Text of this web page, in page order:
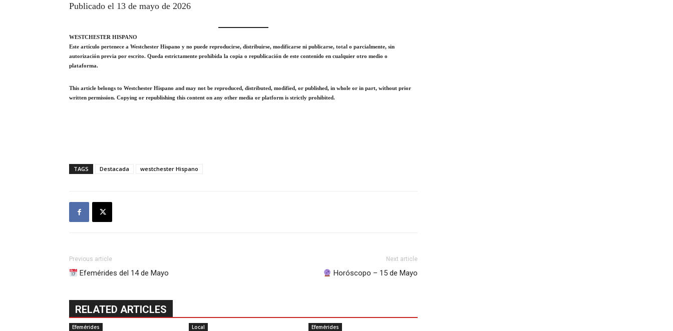
Publicado el 13 de mayo de 2026
WESTCHESTER HISPANO
Este artículo pertenece a Westchester Hispano y no puede reproducirse, distribuirse, modificarse ni publicarse, total o parcialmente, sin
autorización previa por escrito. Queda estrictamente prohibida la copia o republicación de este contenido en cualquier otro medio o
plataforma.
This article belongs to Westchester Hispano and may not be reproduced, distributed, modified, or published, in whole or in part, without prior
written permission. Copying or republishing this content on any other media or platform is strictly prohibited.
TAGS Destacada westchester Hispano
Previous article
Efemérides del 14 de Mayo
Next article
Horóscopo – 15 de Mayo
RELATED ARTICLES
Efemérides Local Efemérides